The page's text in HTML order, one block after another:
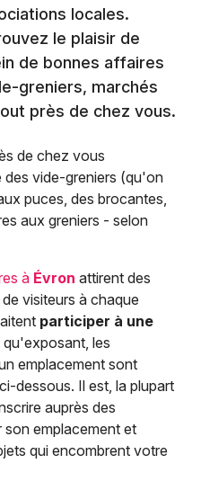
locales.
le plaisir de
de bonnes affaires
greniers, marchés
près de chez vous.
de chez vous
des vide-greniers (qu'on
puces, des brocantes,
aux greniers - selon
à Évron attirent des
visiteurs à chaque
participer à une
qu'exposant, les
emplacement sont
dessous. Il est, la plupart
auprès des
son emplacement et
qui encombrent votre